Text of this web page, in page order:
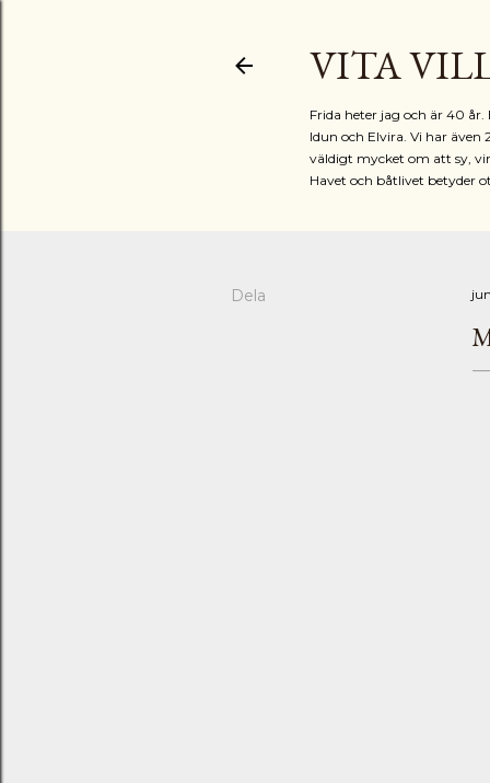
VITA
Frida heter jag och är 40
Idun och Elvira. Vi har
väldigt mycket om att sy,
Havet och båtlivet betyder
Dela